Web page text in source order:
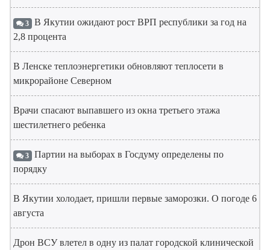
3 В Якутии ожидают рост ВРП республики за год на
2,8 процента
В Ленске теплоэнергетики обновляют теплосети в
микрорайоне Северном
Врачи спасают выпавшего из окна третьего этажа
шестилетнего ребенка
3 Партии на выборах в Госдуму определены по
порядку
В Якутии холодает, пришли первые заморозки. О погоде 6
августа
Дрон ВСУ влетел в одну из палат городской клинической